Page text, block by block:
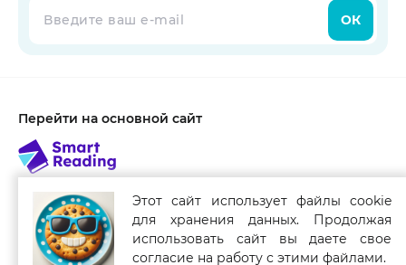
ОК
Перейти на основной сайт
Связаться с нами
Smart Reading для мобильных устройств
Этот сайт использует файлы cookie
для хранения данных. Продолжая
использовать сайт вы даете свое
согласие на работу с этими файлами.